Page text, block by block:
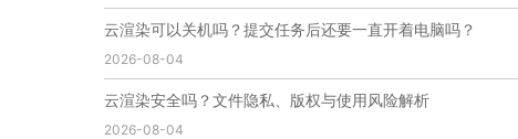
云渲染技术
云渲染原理 云渲染插件
云渲染软件
云渲染引擎
云渲染主机
云渲染软件厂家
免费云渲染
云渲染网站
云渲染收费 云渲染厂家
云渲染厂商
云渲染可以关机吗？提交任务后还要一直开着电脑吗？
2026-08-04
云渲染安全吗？文件隐私、版权与使用风险解析
2026-08-04